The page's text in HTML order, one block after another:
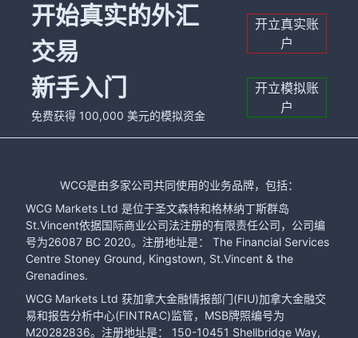
开始真实的外汇
交易
开立真实账
户
新手入门
免费获得 100,000 美元的模拟资金
开立模拟账
户
WCG是由多家公司共同使用的业务品牌，包括：
WCG Markets Ltd 是位于圣文森特和格林纳丁斯群岛
St.Vincent依据国际商业公司法注册的有限责任公司，公司编
号为26087 BC 2020。注册地址是： The Financial Services
Centre Stoney Ground, Kingstown, St.Vincent & the
Grenadines.
WCG Markets Ltd 获加拿大金融情报部门(FIU)加拿大金融交
易和报告分析中心(FINTRAC)监管，MSB牌照编号为
M20282836。注册地址是： 150-10451 Shellbridge Way,